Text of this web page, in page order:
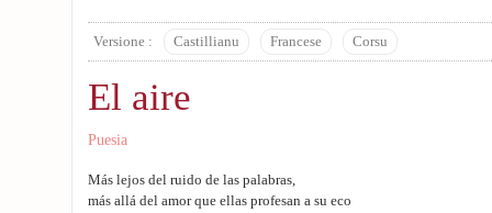
Versione : Castillianu Francese Corsu
El aire
Puesia
Más lejos del ruido de las palabras,
más allá del amor que ellas profesan a su eco